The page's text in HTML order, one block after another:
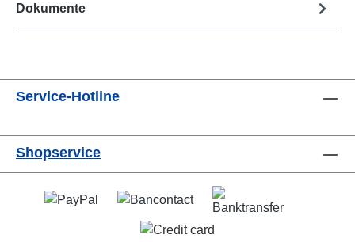
Dokumente
Service-Hotline
Shopservice